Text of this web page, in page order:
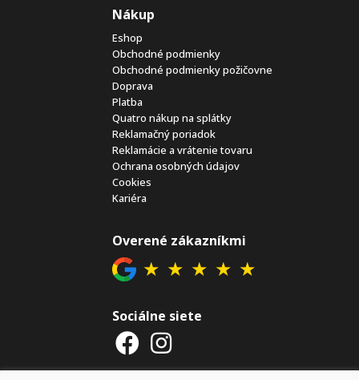
Nákup
Eshop
Obchodné podmienky
Obchodné podmienky požičovne
Doprava
Platba
Quatro nákup na splátky
Reklamačný poriadok
Reklamácie a vrátenie tovaru
Ochrana osobných údajov
Cookies
Kariéra
Overené zákazníkmi
★ ★ ★ ★ ★
Sociálne siete